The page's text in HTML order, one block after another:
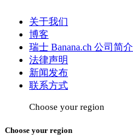
关于我们
博客
瑞士 Banana.ch 公司简介
法律声明
新闻发布
联系方式
Choose your region
Choose your region